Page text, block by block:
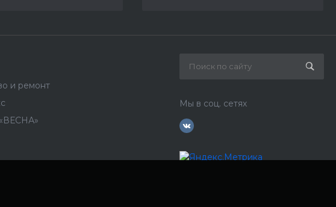
и ремонт
Мы в соц. сетях